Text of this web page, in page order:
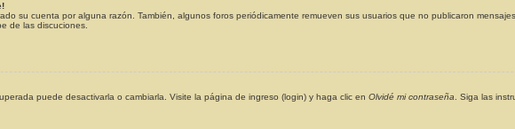
su cuenta por alguna razón. También, algunos foros periódicamente remueven sus usuarios que no publicaron
de las discuciones.
puede desactivarla o cambiarla. Visite la página de ingreso (login) y haga clic en Olvidé mi contraseña . Siga las